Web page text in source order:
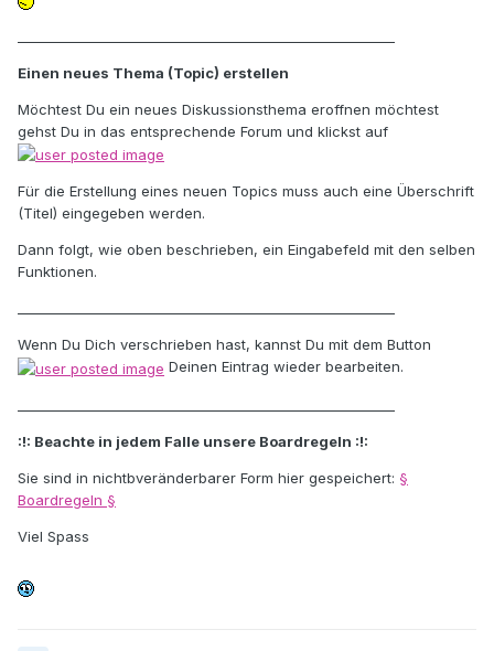
Einen neues Thema (Topic) erstellen
Möchtest Du ein neues Diskussionsthema eroffnen möchtest
gehst Du in das entsprechende Forum und klickst auf
Für die Erstellung eines neuen Topics muss auch eine Überschrift
(Titel) eingegeben werden.
Dann folgt, wie oben beschrieben, ein Eingabefeld mit den selben
Funktionen.
Wenn Du Dich verschrieben hast, kannst Du mit dem Button
Deinen Eintrag wieder bearbeiten.
:!: Beachte in jedem Falle unsere Boardregeln :!:
Sie sind in nichtbveränderbarer Form hier gespeichert: §
Boardregeln §
Viel Spass